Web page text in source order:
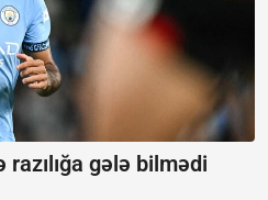
gələ bilmədi